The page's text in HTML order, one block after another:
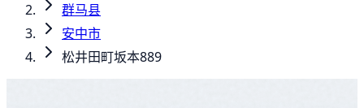
群马县
安中市
松井田町坂本889